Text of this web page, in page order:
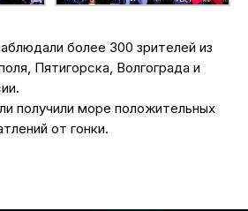
более 300 зрителей из
Пятигорска, Волгограда и
получили море положительных
от гонки.